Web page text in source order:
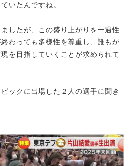
いたんですね。
したが、この盛り上がりを一過性
わっても多様性を尊重し、誰もが
を目指していくことが求められて
ックに出場した２人の選手に聞き